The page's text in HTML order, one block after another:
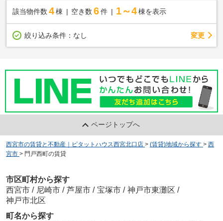
該当物件数 4棟 空き数 6 件 1～4 棟を表示
絞り込み条件： なし 変更
ページトップへ
西宮市の賃貸と不動産｜ピタットハウス西宮北口店 > (賃貸)地域から探す > 西
宮市 > 門戸西町の賃貸
市区町村から探す
西宮市 / 尼崎市 / 芦屋市 / 宝塚市 / 神戸市東灘区 /
神戸市北区
町名から探す